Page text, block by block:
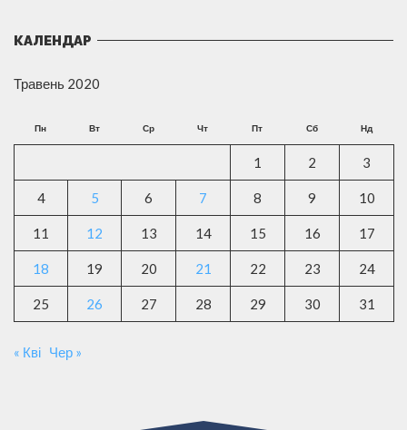
КАЛЕНДАР
Травень 2020
Пн Вт Ср Чт Пт Сб Нд
1 2 3
4 5 6 7 8 9 10
11 12 13 14 15 16 17
18 19 20 21 22 23 24
25 26 27 28 29 30 31
« Кві Чер »